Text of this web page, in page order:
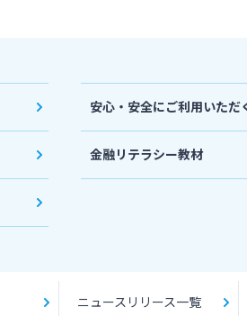
安心・安全にご利用いただ
金融リテラシー教材
ニュースリリース一覧